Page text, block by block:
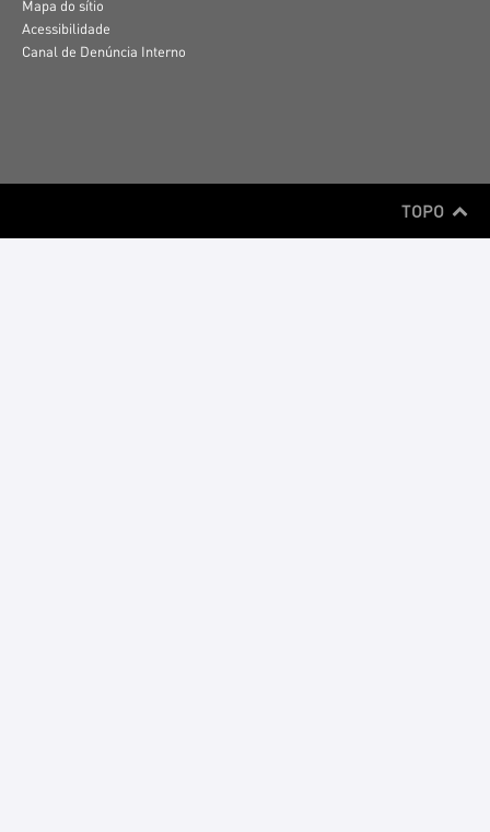
Mapa do sítio
Acessibilidade
Canal de Denúncia Interno
TOPO